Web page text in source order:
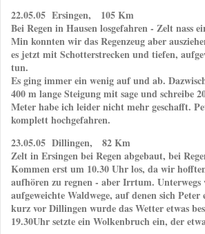
22.05.05 Ersingen, 105 Km
Bei Regen in Hausen losgefahren - Zelt nass
Min konnten wir das Regenzeug aber
es jetzt mit Schotterstrecken und tiefen,
tun.
Es ging immer ein wenig auf und ab.
400 m lange Steigung mit sage und schreibe
Meter habe ich leider nicht mehr geschafft.
komplett hochgefahren.
23.05.05 Dillingen, 82 Km
Zelt in Ersingen bei Regen abgebaut, bei
Kommen erst um 10.30 Uhr los, da wir
aufhören zu regnen - aber Irrtum. Unterwegs
aufgeweichte Waldwege, auf denen sich
kurz vor Dillingen wurde das Wetter etwas
19.30Uhr setzte ein Wolkenbruch ein, der